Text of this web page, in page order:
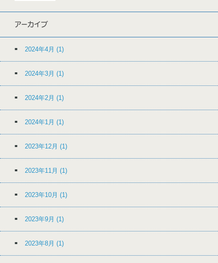
アーカイブ
2024年4月 (1)
2024年3月 (1)
2024年2月 (1)
2024年1月 (1)
2023年12月 (1)
2023年11月 (1)
2023年10月 (1)
2023年9月 (1)
2023年8月 (1)